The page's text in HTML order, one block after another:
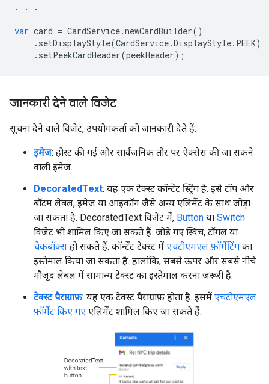
. . .
var card = CardService.newCardBuilder()
. setDisplayStyle(CardService.DisplayStyle. PEEK)
. setPeekCardHeader(peekHeader);
जानकारी देने वाले विजेट
सूचना देने वाले विजेट, उपयोगकर्ता को जानकारी देते हैं.
इमेज: होस्ट की गई और सार्वजनिक तौर पर ऐक्सेस की जा सकने
वाली इमेज.
DecoratedText: यह एक टेक्स्ट कॉन्टेंट स्ट्रिंग है. इसे टॉप और
बॉटम लेबल, इमेज या आइकॉन जैसे अन्य एलिमेंट के साथ जोड़ा
जा सकता है. DecoratedText विजेट में, Button या Switch
विजेट भी शामिल किए जा सकते हैं. जोड़े गए स्विच, टॉगल या
चेकबॉक्स हो सकते हैं. कॉन्टेंट टेक्स्ट में एचटीएमएल फ़ॉर्मैटिंग का
इस्तेमाल किया जा सकता है. हालांकि, सबसे ऊपर और सबसे नीचे
मौजूद लेबल में सामान्य टेक्स्ट का इस्तेमाल करना ज़रूरी है.
टेक्स्ट पैराग्राफ़: यह एक टेक्स्ट पैराग्राफ़ होता है. इसमें एचटीएमएल
फ़ॉर्मैट किए गए एलिमेंट शामिल किए जा सकते हैं.